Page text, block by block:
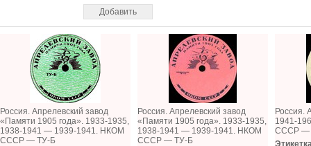
Россия. Апрелевский завод
«Памяти 1905 года». 1933-1935,
1938-1941 — 1939-1941. НКОМ
СССР — ТУ-Б
Россия. Апрелевский завод
«Памяти 1905 года». 1933-1935,
1938-1941 — 1939-1941. НКОМ
СССР — ТУ-Б
Россия.
1941-
СССР —